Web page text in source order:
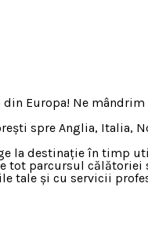
Europa! Ne
spre Anglia, Italia,
la destinație în timp
parcursul călătoriei
tale și cu servicii